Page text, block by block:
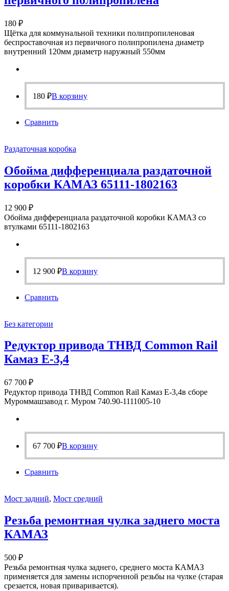
180 ₽
Щётка для коммунальной техники полипропиленовая
беспроставочная из первичного полипропилена диаметр
внутренний 120мм диаметр наружный 550мм
180 ₽В корзину
Сравнить
Раздаточная коробка
Обойма дифференциала раздаточной
коробки КАМАЗ 65111-1802163
12 900 ₽
Обойма дифференциала раздаточной коробки КАМАЗ со
втулками 65111-1802163
12 900 ₽В корзину
Сравнить
Без категории
Редуктор привода ТНВД Common Rail
Камаз Е-3,4
67 700 ₽
Редуктор привода ТНВД Common Rail Камаз Е-3,4в сборе
Муроммашзавод г. Муром 740.90-1111005-10
67 700 ₽В корзину
Сравнить
Мост задний, Мост средний
Резьба ремонтная чулка заднего моста
КАМАЗ
500 ₽
Резьба ремонтная чулка заднего, среднего моста КАМАЗ
применяется для замены испорченной резьбы на чулке (старая
срезается, новая приваривается).